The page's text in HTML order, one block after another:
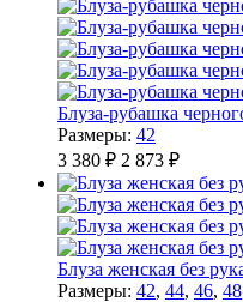
Блуза-рубашка
Размеры: 42
3 380 ₽ 2 873 ₽
Блуза женская без
Размеры: 42, 44, 46, 48